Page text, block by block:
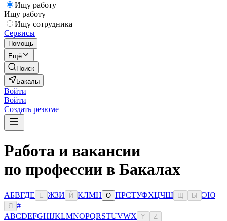
Ищу работу
Ищу работу
Ищу сотрудника
Сервисы
Помощь
Ещё
Поиск
Бакалы
Войти
Войти
Создать резюме
Работа и вакансии
по профессии в Бакалах
АБВГДЕ Ё ЖЗИ Й КЛМН О ПРСТУФХЦЧШ Ы ЭЮ
Я
#
ABCDEFGHIJKLMNOPQRSTUVWX Y Z